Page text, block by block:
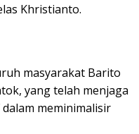
Khristianto.
masyarakat Barito
yang telah menjaga
meminimalisir